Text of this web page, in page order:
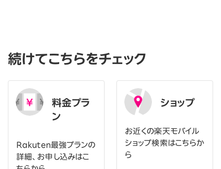
続けてこちらをチェック
料金プラ
ン
Rakuten最強プランの
詳細、お申し込みはこ
ショップ
お近くの楽天モバイル
ショップ検索はこちらか
ら